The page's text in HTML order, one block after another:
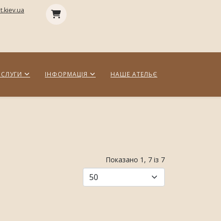
ІНФОРМАЦІЯ НАШЕ АТЕЛЬЄ
Показано 1, 7 із 7